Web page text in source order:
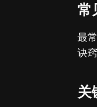
常
最
诀
关